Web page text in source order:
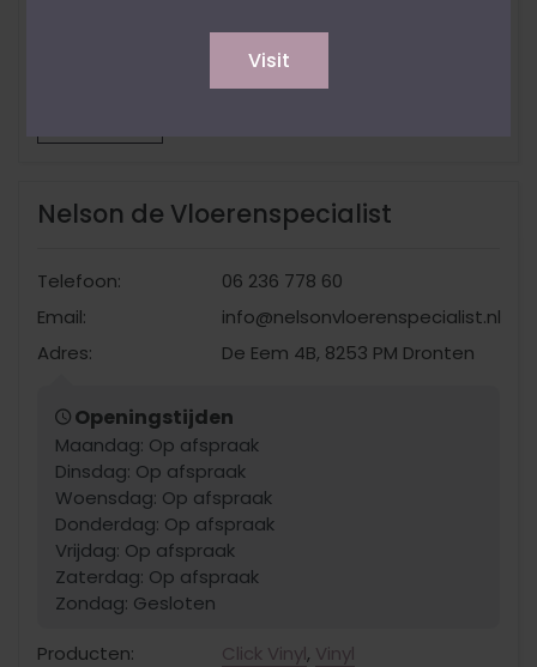
Nelson de Vloerenspecialist
Telefoon:
06 236 778 60
Email:
info@nelsonvloerenspecialist.nl
Adres:
De Eem 4B, 8253 PM Dronten
Openingstijden
Maandag: Op afspraak
Dinsdag: Op afspraak
Woensdag: Op afspraak
Donderdag: Op afspraak
Vrijdag: Op afspraak
Zaterdag: Op afspraak
Zondag: Gesloten
Producten:
Click Vinyl, Vinyl
Visit